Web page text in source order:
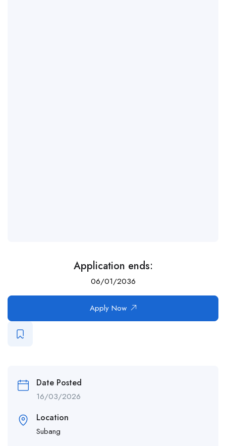
Application ends:
06/01/2036
Apply Now
Date Posted
16/03/2026
Location
Subang